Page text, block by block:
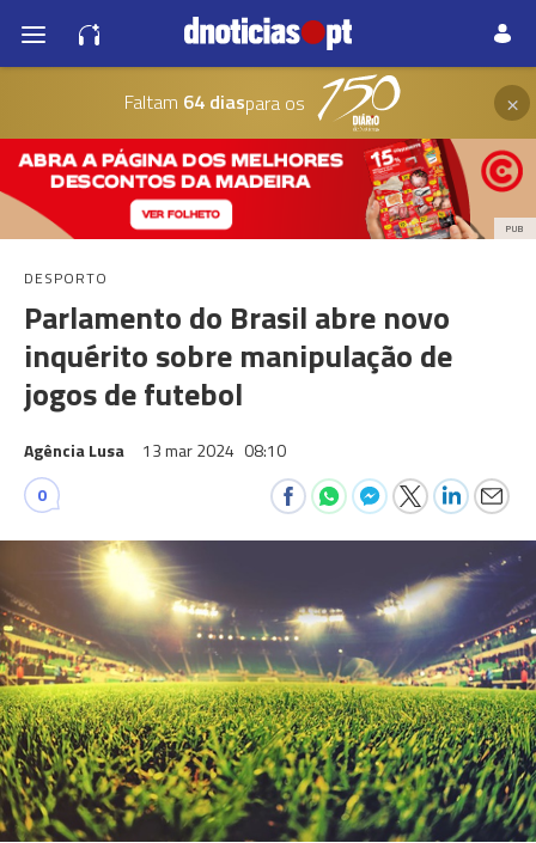
Faltam 64 diaspara os ×
PUB
DESPORTO
Parlamento do Brasil abre novo
inquérito sobre manipulação de
jogos de futebol
Agência Lusa 13 mar 2024 08:10
0